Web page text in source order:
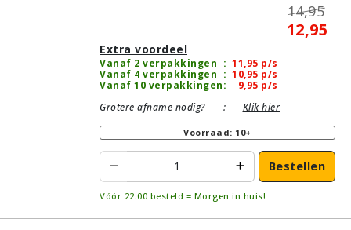
14,95
12,95
Extra voordeel
Vanaf 2 verpakkingen : 11,95 p/s
Vanaf 4 verpakkingen : 10,95 p/s
Vanaf 10 verpakkingen: 9,95 p/s
Grotere afname nodig?
: Klik hier
Voorraad: 10+
Bestellen
Vóór 22:00 besteld = Morgen in huis!